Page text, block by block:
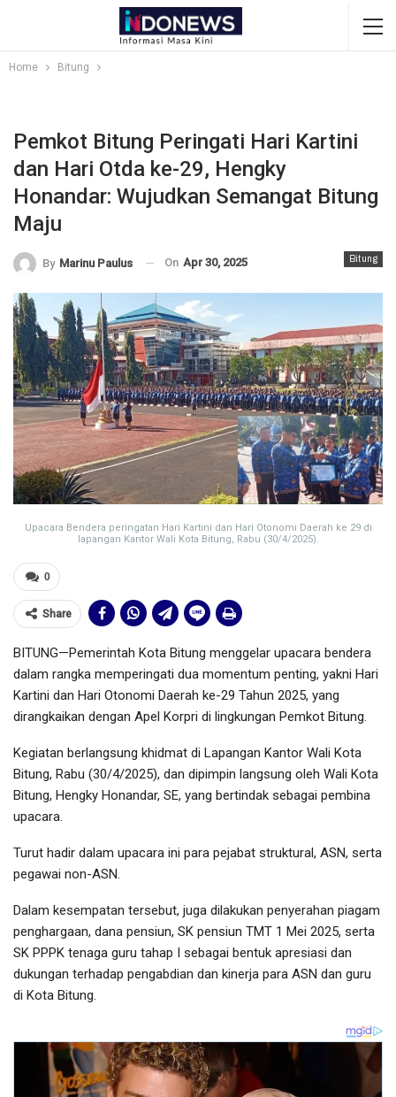
Home Bitung
Pemkot Bitung Peringati Hari Kartini
dan Hari Otda ke-29, Hengky
Honandar: Wujudkan Semangat Bitung
Maju
Bitung
By Marinu Paulus On Apr 30, 2025
Upacara Bendera peringatan Hari Kartini dan Hari Otonomi Daerah ke 29 di
lapangan Kantor Wali Kota Bitung, Rabu (30/4/2025).
0
Share
BITUNG—Pemerintah Kota Bitung menggelar upacara bendera
dalam rangka memperingati dua momentum penting, yakni Hari
Kartini dan Hari Otonomi Daerah ke-29 Tahun 2025, yang
dirangkaikan dengan Apel Korpri di lingkungan Pemkot Bitung.
Kegiatan berlangsung khidmat di Lapangan Kantor Wali Kota
Bitung, Rabu (30/4/2025), dan dipimpin langsung oleh Wali Kota
Bitung, Hengky Honandar, SE, yang bertindak sebagai pembina
upacara.
Turut hadir dalam upacara ini para pejabat struktural, ASN, serta
pegawai non-ASN.
Dalam kesempatan tersebut, juga dilakukan penyerahan piagam
penghargaan, dana pensiun, SK pensiun TMT 1 Mei 2025, serta
SK PPPK tenaga guru tahap I sebagai bentuk apresiasi dan
dukungan terhadap pengabdian dan kinerja para ASN dan guru
di Kota Bitung.